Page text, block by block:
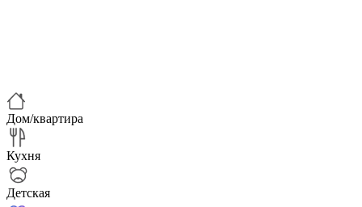
Дом/квартира
Кухня
Детская